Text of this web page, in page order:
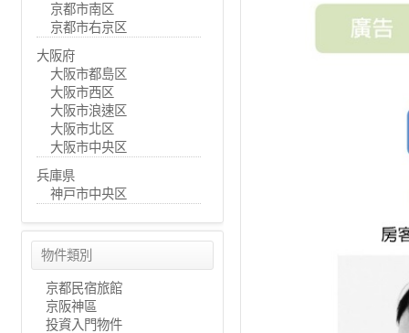
京都市南区
京都市右京区
大阪府
大阪市都島区
大阪市西区
大阪市浪速区
大阪市北区
大阪市中央区
兵庫県
神戸市中央区
物件類別
京都民宿旅館
京阪神區
投資入門物件